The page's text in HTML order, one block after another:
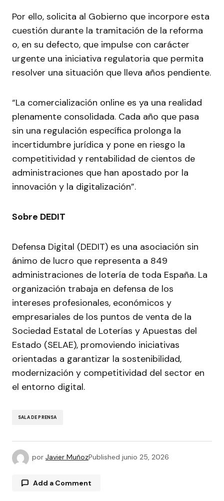
Por ello, solicita al Gobierno que incorpore esta
cuestión durante la tramitación de la reforma
o, en su defecto, que impulse con carácter
urgente una iniciativa regulatoria que permita
resolver una situación que lleva años pendiente.
“La comercialización online es ya una realidad
plenamente consolidada. Cada año que pasa
sin una regulación específica prolonga la
incertidumbre jurídica y pone en riesgo la
competitividad y rentabilidad de cientos de
administraciones que han apostado por la
innovación y la digitalización”.
Sobre DEDIT
Defensa Digital (DEDIT) es una asociación sin
ánimo de lucro que representa a 849
administraciones de lotería de toda España. La
organización trabaja en defensa de los
intereses profesionales, económicos y
empresariales de los puntos de venta de la
Sociedad Estatal de Loterías y Apuestas del
Estado (SELAE), promoviendo iniciativas
orientadas a garantizar la sostenibilidad,
modernización y competitividad del sector en
el entorno digital.
SALA DE PRENSA
por Javier MuñozPublished junio 25, 2026
Add a Comment